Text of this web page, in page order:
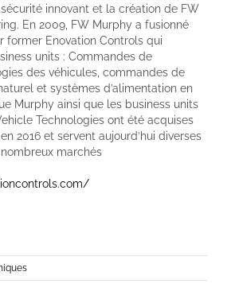
innovant et la création de FW
En 2009, FW Murphy a fusionné
former Enovation Controls qui
units : Commandes de
des véhicules, commandes de
et systèmes d’alimentation en
Murphy ainsi que les business units
Technologies ont été acquises
2016 et servent aujourd’hui diverses
marchés